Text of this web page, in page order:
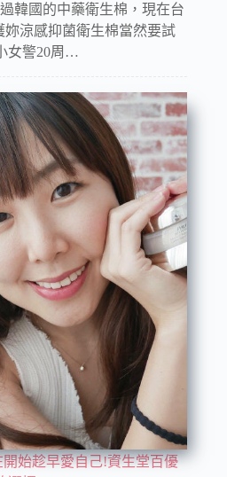
韓國的中藥衛生棉，現在台
妳涼感抑菌衛生棉當然要試
女警20周…
始趁早愛自己!資生堂百優